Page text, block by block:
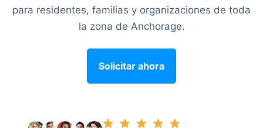
para residentes, familias y organizaciones de toda
la zona de Anchorage.
Solicitar ahora